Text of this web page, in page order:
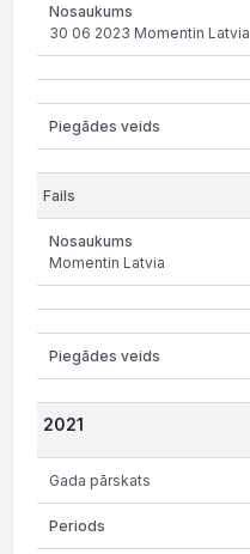
30 06 2023 Momentin Latvia
Momentin Latvia
2021
Gada pārskats